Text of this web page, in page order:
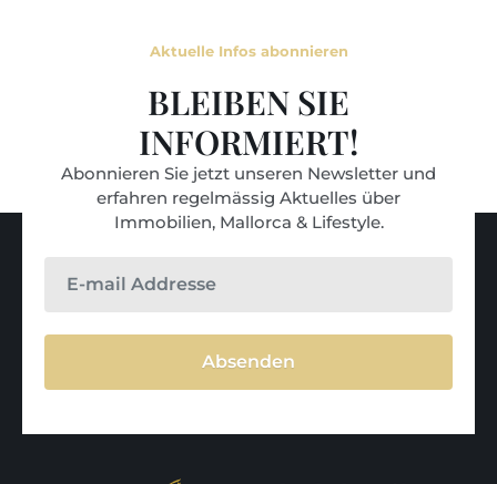
Aktuelle Infos abonnieren
BLEIBEN SIE
INFORMIERT!
Abonnieren Sie jetzt unseren Newsletter und
erfahren regelmässig Aktuelles über
Immobilien, Mallorca & Lifestyle.
Absenden